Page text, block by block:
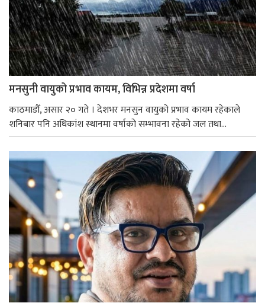
मनसुनी वायुको प्रभाव कायम, विभिन्न प्रदेशमा वर्षा
काठमाडौँ, असार २० गते । देशभर मनसुन वायुको प्रभाव कायम रहेकाले
शनिबार पनि अधिकांश स्थानमा वर्षाको सम्भावना रहेको जल तथा...